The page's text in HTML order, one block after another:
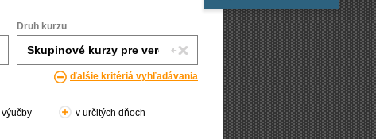
Druh kurzu
ďalšie kritériá vyhľadávania
v určitých dňoch